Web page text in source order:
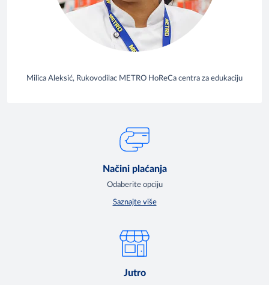
Milica Aleksić, Rukovodilac METRO HoReCa centra za edukaciju
Načini plaćanja
Odaberite opciju
Saznajte više
Jutro